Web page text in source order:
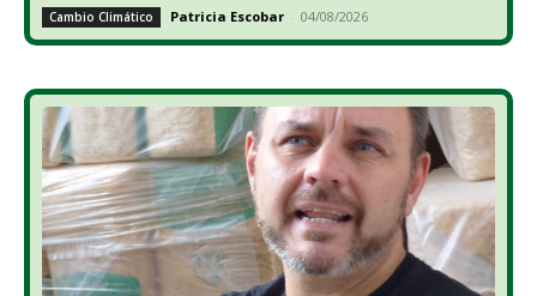
Cambio Climático Patricia Escobar - 04/08/2026